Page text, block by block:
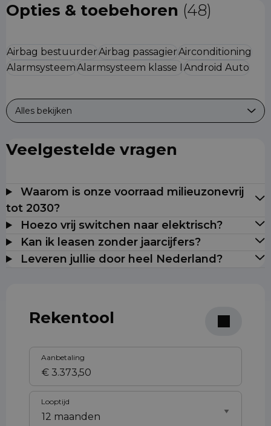
Opties & toebehoren (48)
Airbag bestuurderAirbag passagierAirconditioning
AlarmsysteemAlarmsysteem klasse I Android Auto
Alles bekijken
Veelgestelde vragen
Waarom is onze voorraad milieuzonevrij
tot 2030?
Hoezo vrij switchen naar elektrisch?
Kan ik leasen zonder jaarcijfers?
Leveren jullie door heel Nederland?
Rekentool
Aanbetaling
Looptijd